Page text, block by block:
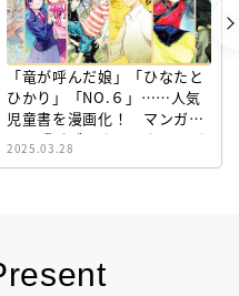
「竜が呼んだ娘」「ひなたと
ひかり」「NO.６」……人気
児童書を漫画化！ マンガサ
イト『ビブリオシリウス』誕
生！
2025.03.28